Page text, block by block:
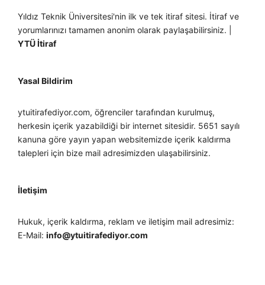
Yıldız Teknik Üniversitesi'nin ilk ve tek itiraf sitesi. İtiraf ve
yorumlarınızı tamamen anonim olarak paylaşabilirsiniz. |
YTÜ İtiraf
Yasal Bildirim
ytuitirafediyor.com, öğrenciler tarafından kurulmuş,
herkesin içerik yazabildiği bir internet sitesidir. 5651 sayılı
kanuna göre yayın yapan websitemizde içerik kaldırma
talepleri için bize mail adresimizden ulaşabilirsiniz.
İletişim
Hukuk, içerik kaldırma, reklam ve iletişim mail adresimiz:
E-Mail: info@ytuitirafediyor.com